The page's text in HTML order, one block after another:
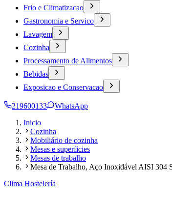
Frio e Climatizacao
Gastronomia e Servico
Lavagem
Cozinha
Processamento de Alimentos
Bebidas
Exposicao e Conservacao
219600133
WhatsApp
Inicio
Cozinha
Mobiliário de cozinha
Mesas e superficies
Mesas de trabalho
Mesa de Trabalho, Aço Inoxidável AISI 304
Clima Hostelería